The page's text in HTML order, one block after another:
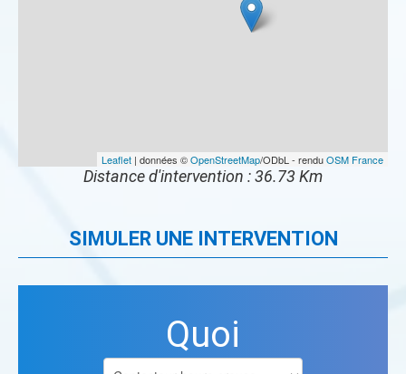
Leaflet | données ©OpenStreetMap/ODbL - renduOSM France
Distance d'intervention : 36.73 Km
SIMULER UNE INTERVENTION
Quoi